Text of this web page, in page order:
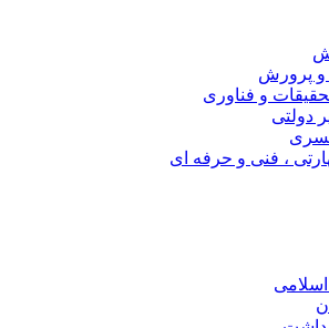
و پرورش
و فناوری
دولتی
، فنی و حرفه ای